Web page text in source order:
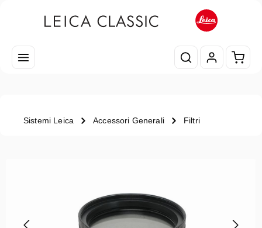
Il
Sistemi Leica Accessori Generali Filtri